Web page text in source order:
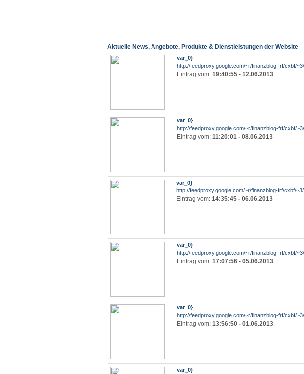
Aktuelle News, Angebote, Produkte & Dienstleistungen der Website
var_0}
http://feedproxy.google.com/~r/finanzblog-frf/cxbf/~3/
Eintrag vom: 19:40:55 - 12.06.2013
var_0}
http://feedproxy.google.com/~r/finanzblog-frf/cxbf/~3/
Eintrag vom: 11:20:01 - 08.06.2013
var_0}
http://feedproxy.google.com/~r/finanzblog-frf/cxbf/~3/
Eintrag vom: 14:35:45 - 06.06.2013
var_0}
http://feedproxy.google.com/~r/finanzblog-frf/cxbf/~3/
Eintrag vom: 17:07:56 - 05.06.2013
var_0}
http://feedproxy.google.com/~r/finanzblog-frf/cxbf/~3/
Eintrag vom: 13:56:50 - 01.06.2013
var_0}